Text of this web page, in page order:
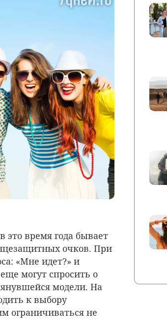
это время года бывает
очков. При
«Мне идет?» и
могут спросить о
модели. На
к выбору
ограничиваться не